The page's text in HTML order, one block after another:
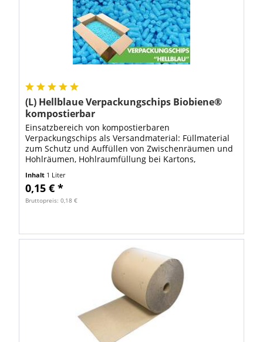
(L) Hellblaue Verpackungschips Biobiene®
kompostierbar
Einsatzbereich von kompostierbaren
Verpackungschips als Versandmaterial: Füllmaterial
zum Schutz und Auffüllen von Zwischenräumen und
Hohlräumen, Hohlraumfüllung bei Kartons,
Gütern. FSP...
Inhalt 1 Liter
0,15 € *
Bruttopreis: 0,18 €